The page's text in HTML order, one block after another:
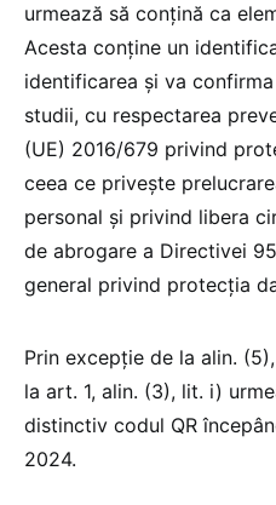
urmează să conțină ca
Acesta conține un
identificarea și va
studii, cu respectarea
(UE) 2016/679 privind
ceea ce priveşte
personal şi privind libera
de abrogare a Directivei
general privind protecţia
Prin excepție de la alin.
la art. 1, alin. (3), lit. i)
distinctiv codul QR
2024.